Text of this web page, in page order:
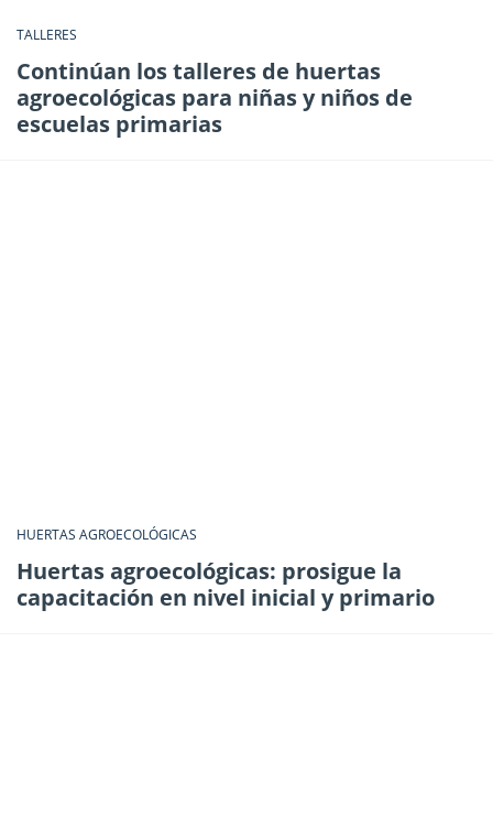
TALLERES
Continúan los talleres de huertas
agroecológicas para niñas y niños de
escuelas primarias
HUERTAS AGROECOLÓGICAS
Huertas agroecológicas: prosigue la
capacitación en nivel inicial y primario